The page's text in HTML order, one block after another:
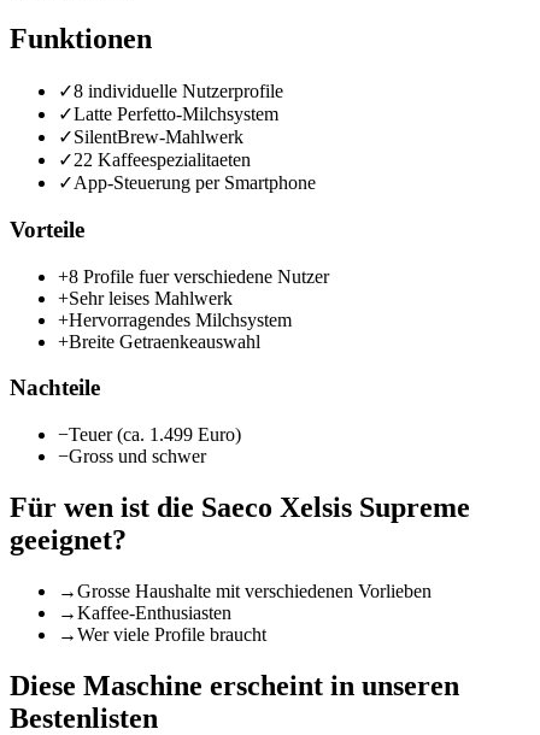
Funktionen
✓8 individuelle Nutzerprofile
✓Latte Perfetto-Milchsystem
✓SilentBrew-Mahlwerk
✓22 Kaffeespezialitaeten
✓App-Steuerung per Smartphone
Vorteile
+8 Profile fuer verschiedene Nutzer
+Sehr leises Mahlwerk
+Hervorragendes Milchsystem
+Breite Getraenkeauswahl
Nachteile
−Teuer (ca. 1.499 Euro)
−Gross und schwer
Für wen ist die Saeco Xelsis Supreme
geeignet?
→Grosse Haushalte mit verschiedenen Vorlieben
→Kaffee-Enthusiasten
→Wer viele Profile braucht
Diese Maschine erscheint in unseren
Bestenlisten